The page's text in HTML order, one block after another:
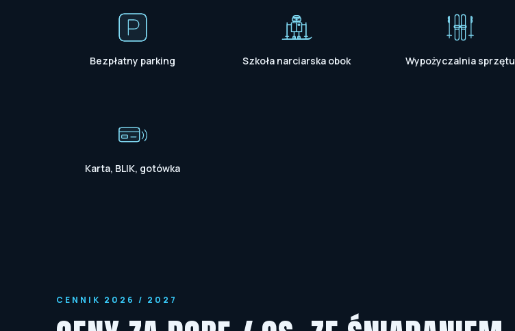
Bezpłatny parking Szkoła narciarska obok Wypożyczalnia sprzętu
Karta, BLIK, gotówka
CENNIK 2026 / 2027